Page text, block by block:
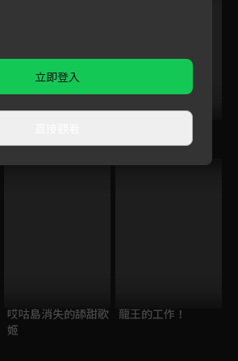
哎咕島消失的舔甜歌
姬
龍王的工作！
立即登入